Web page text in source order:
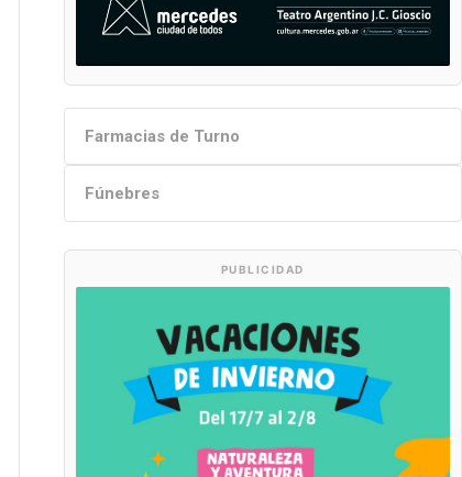
Farmacias de Turno
Fúnebres
PUBLICIDAD